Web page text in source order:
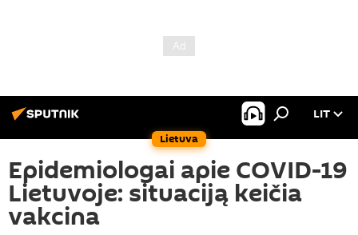
Lietuva
LIT
Epidemiologai apie COVID-19
Lietuvoje: situaciją keičia
vakcina